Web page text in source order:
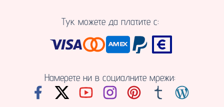
Тук можете да платите с:
Намерете ни в социалните мрежи: